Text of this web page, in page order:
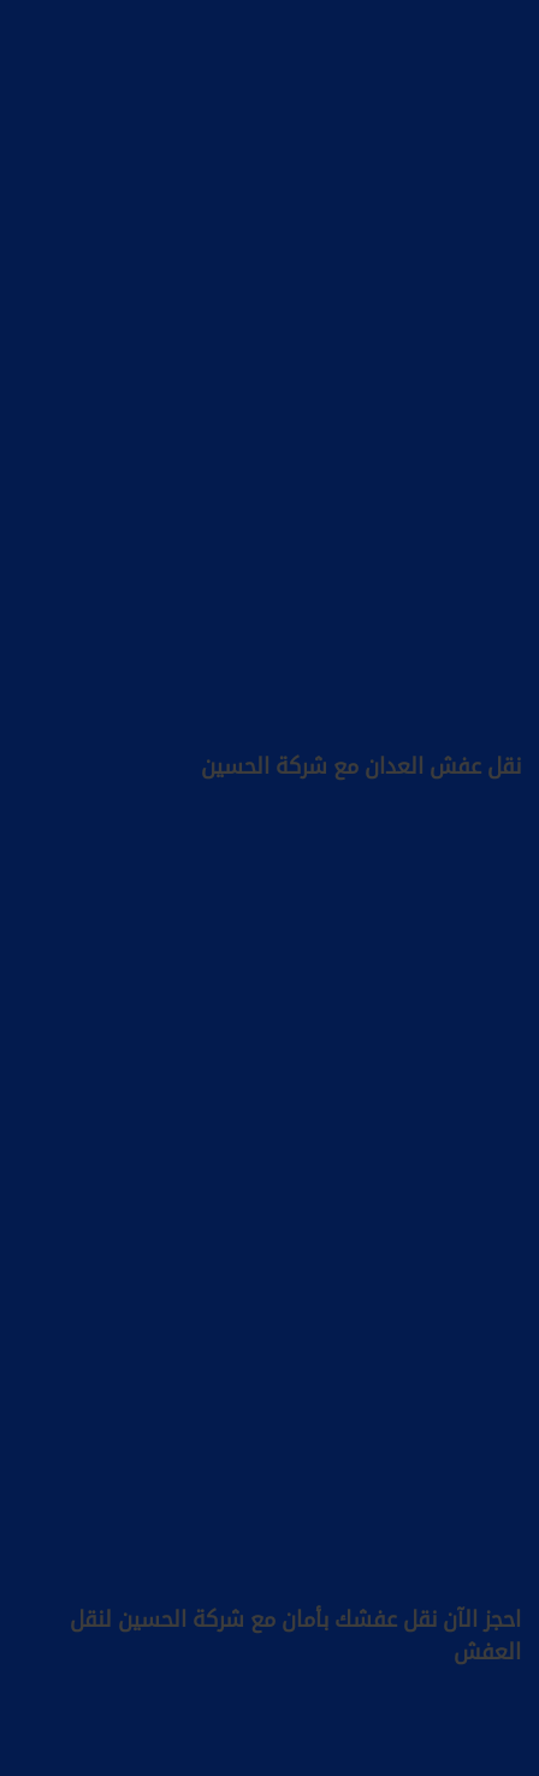
نقل عفش العدان مع شركة الحسين
احجز الآن نقل عفشك بأمان مع شركة الحسين لنقل
العفش